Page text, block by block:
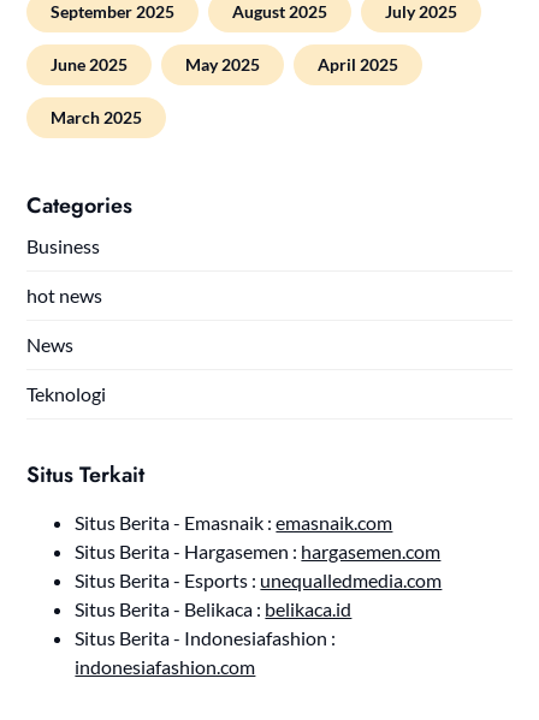
September 2025 August 2025 July 2025
June 2025 May 2025 April 2025
March 2025
Categories
Business
hot news
News
Teknologi
Situs Terkait
Situs Berita - Emasnaik :emasnaik.com
Situs Berita - Hargasemen : hargasemen.com
Situs Berita - Esports : unequalledmedia.com
Situs Berita - Belikaca : belikaca.id
Situs Berita - Indonesiafashion :
indonesiafashion.com